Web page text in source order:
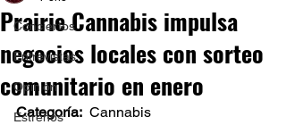
Conciertos
Entrevistas
Opinión
Estrenos
Prairie Cannabis impulsa
negocios locales con sorteo
comunitario en enero
Categoría: Cannabis